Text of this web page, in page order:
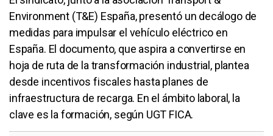
Environment (T&E) España, presentó un decálogo de
medidas para impulsar el vehículo eléctrico en
España. El documento, que aspira a convertirse en
hoja de ruta de la transformación industrial, plantea
desde incentivos fiscales hasta planes de
infraestructura de recarga. En el ámbito laboral, la
clave es la formación, según UGT FICA.